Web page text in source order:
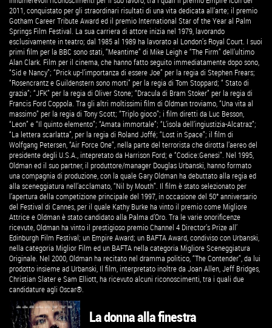
2011, conquistato per gli straordinari risultati di una vita dedicata all’arte; il premio
Gotham Career Tribute Award ed il premio International Star of the Year al Palm
Springs Film Festival. La sua carriera di attore inizia nel 1979, lavorando
esclusivamente in teatro; dal 1985 al 1989 ha lavorato al London’s Royal Court. I suoi
primi film per la BBC sono stati, “Meantime” di Mike Leigh e “The Firm” dell’ultimo
Alan Clark. Film per il cinema, che hanno fatto seguito immediatamente dopo sono,
“Sid e Nancy”; “Prick up-l’importanza di essere Joe” per la regia di Stephen Frears;
“Rosencrantz e Guildenstern sono morti” per la regia di Tom Stoppard; “ Stato di
grazia”; “JFK” per la regia di Oliver Stone; “Dracula di Bram Stoker” per la regia di
Francis Ford Coppola. Tra gli altri moltissimi film di Oldman troviamo, “Una vita al
massimo” per la regia di Tony Scott; “Triplo gioco”; i film diretti da Luc Besson,
“Leon” e “Il quinto elemento”; “Amata immortale”; “L’isola dell’ingiustizia-Alcatraz”;
“La lettera scarlatta”, per la regia di Roland Joffé; “Lost in Space”; il film di
Wolfgang Petersen, “Air Force One”, nella parte del terrorista che dirotta l’aereo del
presidente degli U.S.A., intepretato da Harrison Ford; e “Codice:Genesi”. Nel 1995,
Oldman ed il suo partner, il produttore/manager Douglas Urbanski, hanno formato
una compagnia di produzione, con la quale Gary Oldman ha debuttato alla regia ed
alla sceneggiatura nell’acclamato, “Nil by Mouth”. Il film è stato selezionato per
l’apertura della competizione principale del 1997, in occasione del 50° anniversario
del Festival di Cannes, per il quale Kathy Burke ha vinto il premio come Migliore
Attrice e Oldman è stato candidato alla Palma d’Oro. Tra le varie onorificenze
ricevute, Oldman ha vinto il prestigioso premio Channel 4 Director’s Prize all’
Edinburgh Film Festival; un Empire Award; un BAFTA Award, condiviso con Urbanski,
nella categoria Miglior Film ed un BAFTA nella categoria Migliore Sceneggiatura
Originale. Nel 2000, Oldman ha recitato nel dramma politico, “The Contender”, da lui
prodotto insieme ad Urbanski, Il film, interpretato inoltre da Joan Allen, Jeff Bridges,
Christian Slater e Sam Elliott, ha ricevuto alcuni riconoscimenti, tra i quali due
candidature agli Oscar®.
La donna alla finestra